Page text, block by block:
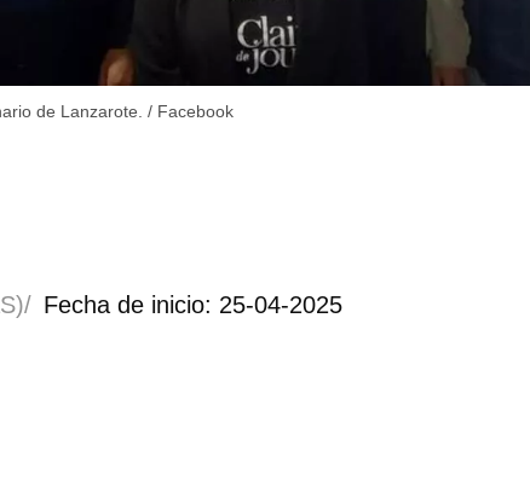
de Lanzarote. / Facebook
Fecha de inicio: 25-04-2025